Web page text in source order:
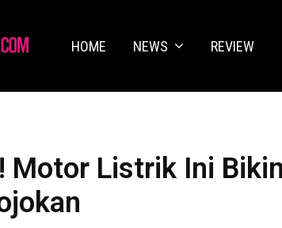
HOME NEWS REVIEW
Motor Listrik Ini